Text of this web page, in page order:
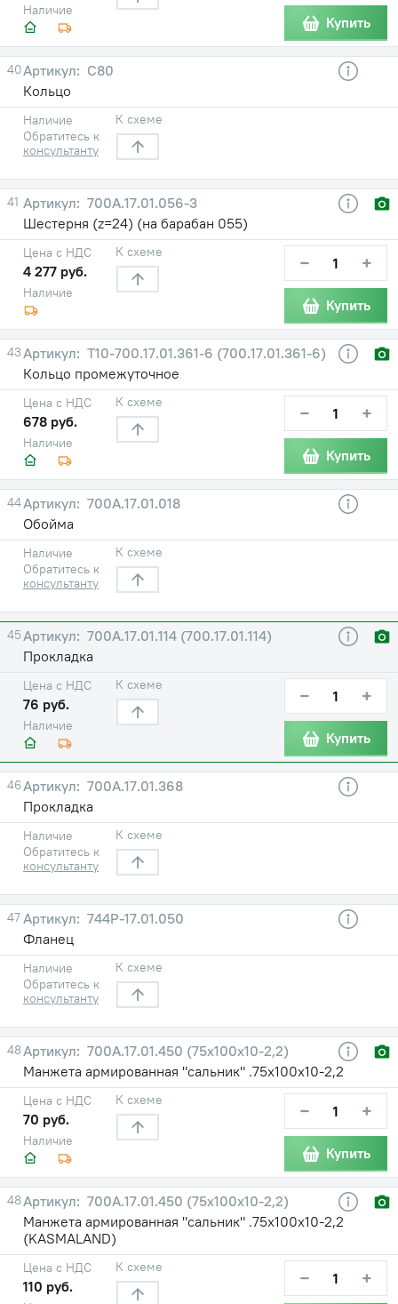
Наличие
Купить
40
С80
Кольцо
Наличие
Обратитесь к
консультанту
К схеме
41
700А.17.01.056-3
Шестерня (z=24) (на барабан 055)
Наличие
Цена с НДС
4 277 руб.
К схеме − +
Купить
43
Т10-700.17.01.361-6 (700.17.01.361-6)
Кольцо промежуточное
Наличие
Цена с НДС
678 руб.
К схеме − +
Купить
44
700А.17.01.018
Обойма
Наличие
Обратитесь к
консультанту
К схеме
45
700А.17.01.114 (700.17.01.114)
Прокладка
Наличие
Цена с НДС
76 руб.
К схеме − +
Купить
46
700А.17.01.368
Прокладка
Наличие
Обратитесь к
консультанту
К схеме
47
744Р-17.01.050
Фланец
Наличие
Обратитесь к
консультанту
К схеме
48
700А.17.01.450 (75х100х10-2,2)
Манжета армированная "сальник" .75х100х10-2,2
Наличие
Цена с НДС
70 руб.
К схеме − +
Купить
48
700А.17.01.450 (75х100х10-2,2)
Манжета армированная "сальник" .75х100х10-2,2
(KASMALAND)
Цена с НДС
110 руб.
К схеме − +